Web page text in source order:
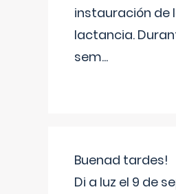
instauración de
lactancia.
sem...
Buenad tardes!
Di a luz el 9 de